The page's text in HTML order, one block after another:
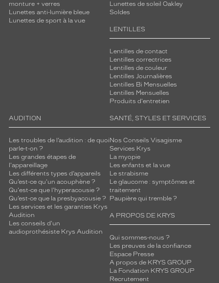
monture + verres
Lunettes anti-lumière bleue
Lunettes de sport à la vue
Lunettes de soleil Oakley
Soldes
LENTILLES
Lentilles de contact
Lentilles correctrices
Lentilles de couleur
Lentilles Journalières
Lentilles Bi Mensuelles
Lentilles Mensuelles
Produits d'entretien
AUDITION
Les troubles de l’audition : de quoi
parle-t-on ?
Les grandes étapes de
l'appareillage
Les différents types d’appareils
Qu’est-ce qu'un acouphène ?
Qu'est-ce que l'hyperacousie ?
Qu’est-ce que la presbyacousie ?
Les services et les garanties Krys
Audition
Les conseils d'un
audioprothésiste Krys Audition
SANTÉ, STYLES ET SERVICES
Nos Conseils Visagisme
Services Krys
La myopie
Les enfants et la vue
Le strabisme
Le glaucome : symptômes et
traitement
Paupière qui tremble ?
A PROPOS DE KRYS
Qui sommes-nous ?
Les preuves de la confiance
Espace Presse
A propos de KRYS GROUP
La Fondation KRYS GROUP
Recrutement